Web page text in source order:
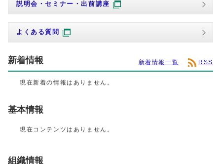
説明会・セミナー・出前講座
よくある質問
新着情報 新着情報一覧 RSS
現在新着の情報はありません。
基本情報
現在コンテンツはありません。
組織情報